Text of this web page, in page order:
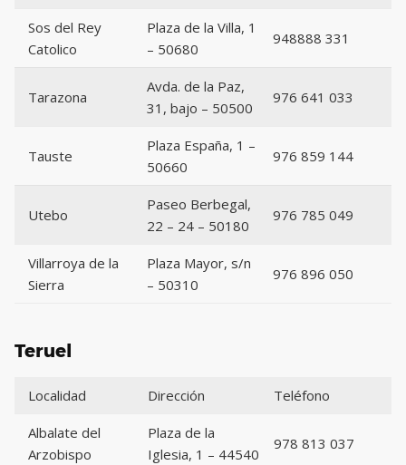
Sos del Rey
Catolico
Plaza de la Villa, 1
– 50680
948888 331
Tarazona
Avda. de la Paz,
31, bajo – 50500
976 641 033
Tauste
Plaza España, 1 –
50660
976 859 144
Utebo
Paseo Berbegal,
22 – 24 – 50180
976 785 049
Villarroya de la
Sierra
Plaza Mayor, s/n
– 50310
976 896 050
Teruel
Localidad Dirección Teléfono
Albalate del
Arzobispo
Plaza de la
Iglesia, 1 – 44540
978 813 037